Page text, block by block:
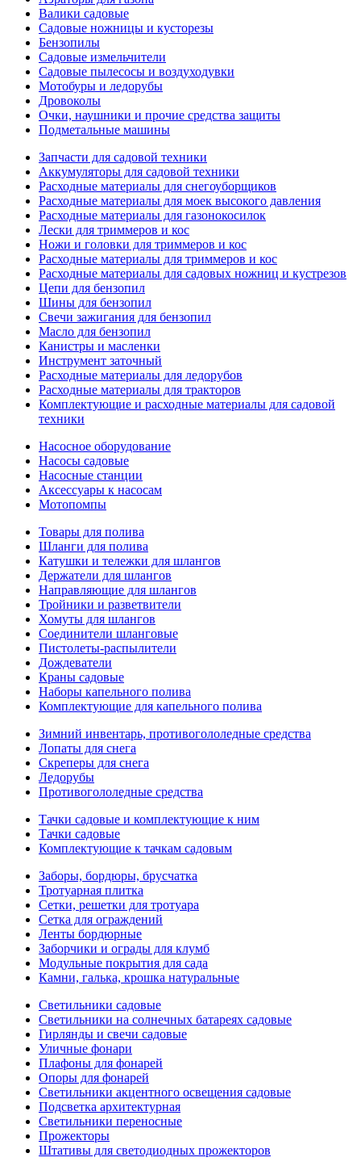
Валики садовые
Садовые ножницы и кусторезы
Бензопилы
Садовые измельчители
Садовые пылесосы и воздуходувки
Мотобуры и ледорубы
Дровоколы
Очки, наушники и прочие средства защиты
Подметальные машины
Запчасти для садовой техники
Аккумуляторы для садовой техники
Расходные материалы для снегоуборщиков
Расходные материалы для моек высокого давления
Расходные материалы для газонокосилок
Лески для триммеров и кос
Ножи и головки для триммеров и кос
Расходные материалы для триммеров и кос
Расходные материалы для садовых ножниц и кустрезов
Цепи для бензопил
Шины для бензопил
Свечи зажигания для бензопил
Масло для бензопил
Канистры и масленки
Инструмент заточный
Расходные материалы для ледорубов
Расходные материалы для тракторов
Комплектующие и расходные материалы для садовой
техники
Насосное оборудование
Насосы садовые
Насосные станции
Аксессуары к насосам
Мотопомпы
Товары для полива
Шланги для полива
Катушки и тележки для шлангов
Держатели для шлангов
Направляющие для шлангов
Тройники и разветвители
Хомуты для шлангов
Соединители шланговые
Пистолеты-распылители
Дождеватели
Краны садовые
Наборы капельного полива
Комплектующие для капельного полива
Зимний инвентарь, противогололедные средства
Лопаты для снега
Скреперы для снега
Ледорубы
Противогололедные средства
Тачки садовые и комплектующие к ним
Тачки садовые
Комплектующие к тачкам садовым
Заборы, бордюры, брусчатка
Тротуарная плитка
Сетки, решетки для тротуара
Сетка для ограждений
Ленты бордюрные
Заборчики и ограды для клумб
Модульные покрытия для сада
Камни, галька, крошка натуральные
Светильники садовые
Светильники на солнечных батареях садовые
Гирлянды и свечи садовые
Уличные фонари
Плафоны для фонарей
Опоры для фонарей
Светильники акцентного освещения садовые
Подсветка архитектурная
Светильники переносные
Прожекторы
Штативы для светодиодных прожекторов